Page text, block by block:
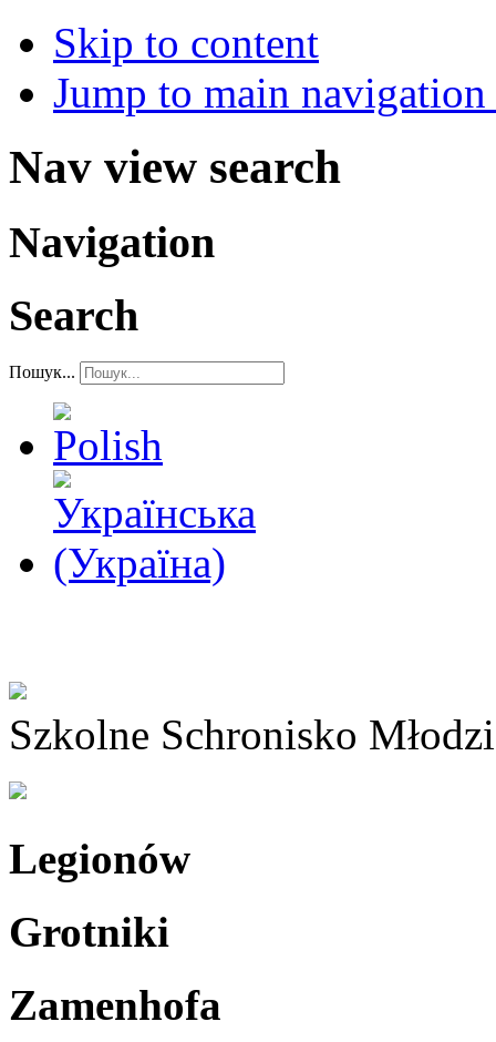
Skip to content
Jump to main
Nav view search
Navigation
Search
Пошук...
Szkolne Schronisko
Legionów
Grotniki
Zamenhofa